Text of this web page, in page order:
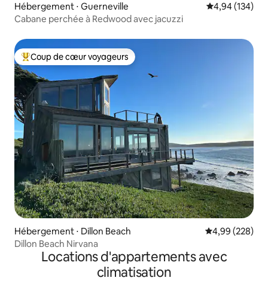
Hébergement ⋅ Guerneville Évaluation
4,94 (134)
Cabane perchée à Redwood avec jacuzzi
Coups de cœur voyageurs les plus appréciés
Coup de cœur voyageurs
Hébergement ⋅ Dillon Beach Évaluation
4,99 (228)
Dillon Beach Nirvana
Locations d'appartements avec
climatisation